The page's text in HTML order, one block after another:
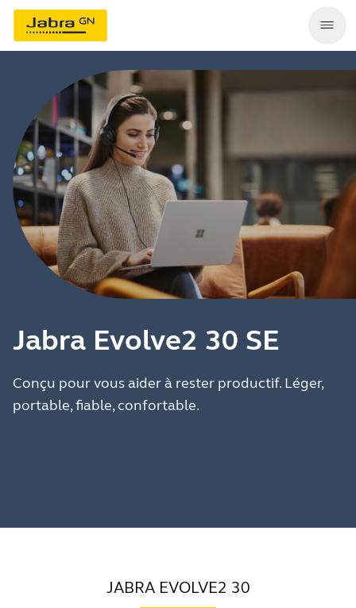
Jabra Evolve2 30 SE
Conçu pour vous aider à rester productif. Léger,
portable, fiable, confortable.
JABRA EVOLVE2 30